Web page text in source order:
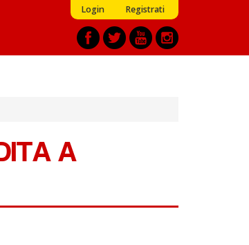
Login Registrati
A